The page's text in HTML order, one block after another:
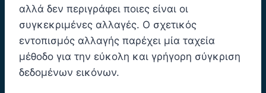
αλλά δεν περιγράφει ποιες είναι οι
συγκεκριμένες αλλαγές. Ο σχετικός
εντοπισμός αλλαγής παρέχει μία ταχεία
μέθοδο για την εύκολη και γρήγορη σύγκριση
δεδομένων εικόνων.